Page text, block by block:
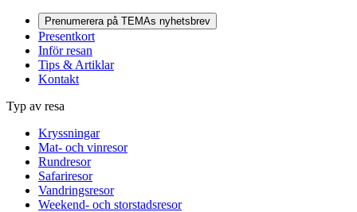
Prenumerera på TEMAs nyhetsbrev
Presentkort
Inför resan
Tips & Artiklar
Kontakt
Typ av resa
Kryssningar
Mat- och vinresor
Rundresor
Safariresor
Vandringsresor
Weekend- och storstadsresor